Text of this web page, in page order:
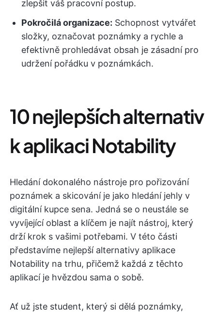
zlepšit váš pracovní postup.
Pokročilá organizace: Schopnost vytvářet
složky, označovat poznámky a rychle a
efektivně prohledávat obsah je zásadní pro
udržení pořádku v poznámkách.
10 nejlepších alternativ
k aplikaci Notability
Hledání dokonalého nástroje pro pořizování
poznámek a skicování je jako hledání jehly v
digitální kupce sena. Jedná se o neustále se
vyvíjející oblast a klíčem je najít nástroj, který
drží krok s vašimi potřebami. V této části
představíme nejlepší alternativy aplikace
Notability na trhu, přičemž každá z těchto
aplikací je hvězdou sama o sobě.
Ať už jste student, který si dělá poznámky,